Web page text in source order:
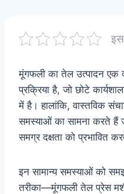
मूंगफली का तेल उत्पादन एक
प्रक्रिया है, जो छोटे
में है। हालांकि, वास्तविक
समस्याओं का सामना करते हैं
समग्र दक्षता को प्रभावित
इन सामान्य समस्याओं को
तरीका—मूंगफली तेल प्रेस